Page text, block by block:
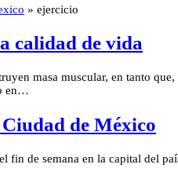
» ejercicio
calidad de vida
masa muscular, en tanto
en…
de México
fin de semana en la capital del